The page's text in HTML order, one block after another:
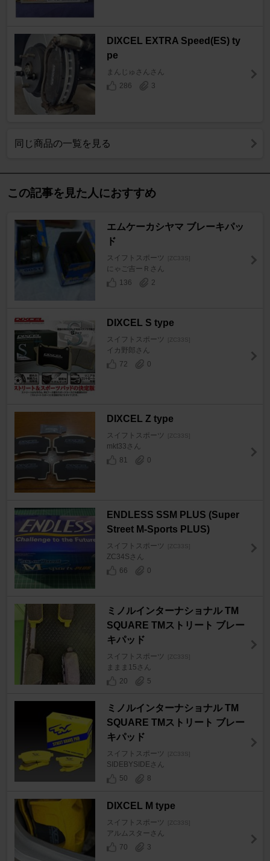
DIXCEL EXTRA Speed(ES) ty
pe
まんじゅさんさん
286
3
同じ商品の一覧を見る
この記事を見た人におすすめ
エムケーカシヤマ ブレーキパッ
ド
スイフトスポーツ [ZC33S]
にゃご吉ーＲさん
136
2
DIXCEL S type
スイフトスポーツ [ZC33S]
イカ野郎さん
72
0
DIXCEL Z type
スイフトスポーツ [ZC33S]
mkt33さん
81
0
ENDLESS SSM PLUS (Super
Street M-Sports PLUS)
スイフトスポーツ [ZC33S]
ZC34Sさん
66
0
ミノルインターナショナル TM
SQUARE TMストリート ブレー
キパッド
スイフトスポーツ [ZC33S]
ままま15さん
20
5
ミノルインターナショナル TM
SQUARE TMストリート ブレー
キパッド
スイフトスポーツ [ZC33S]
SIDEBYSIDEさん
50
8
DIXCEL M type
スイフトスポーツ [ZC33S]
アルムスターさん
70
3